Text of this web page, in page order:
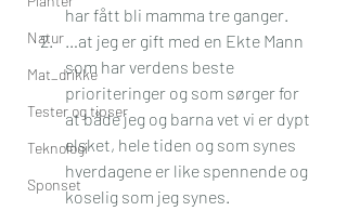
Natur
Mat_drikke
Tester og tipser
Teknologi
Sponset
har fått bli mamma tre ganger.
…at jeg er gift med en Ekte Mann
som har verdens beste
prioriteringer og som sørger for
at både jeg og barna vet vi er dypt
elsket, hele tiden og som synes
hverdagene er like spennende og
koselig som jeg synes.